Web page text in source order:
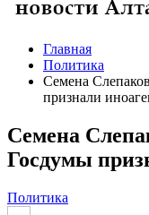
Главная
Политика
Семена
признали
Семена
Госдумы
Политика